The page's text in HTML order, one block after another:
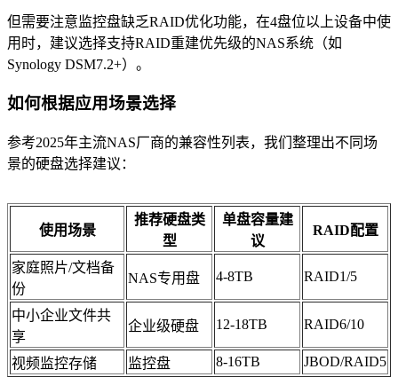
但需要注意监控盘缺乏RAID优化功能，在4盘位以上设备中使
用时，建议选择支持RAID重建优先级的NAS系统（如
Synology DSM7.2+）。
如何根据应用场景选择
参考2025年主流NAS厂商的兼容性列表，我们整理出不同场
景的硬盘选择建议：
使用场景
推荐硬盘类
型
单盘容量建
议
RAID配置
家庭照片/文档备
份
NAS专用盘 4-8TB RAID1/5
中小企业文件共
享
企业级硬盘 12-18TB RAID6/10
视频监控存储 监控盘 8-16TB JBOD/RAID5